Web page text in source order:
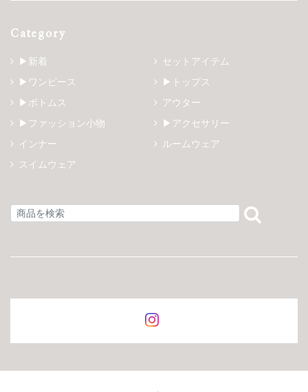
Category
▶新着
セットアイテム
▶ワンピース
▶トップス
▶ボトムス
アウター
▶ファッション小物
▶アクセサリー
インナー
ルームウェア
スイムウェア